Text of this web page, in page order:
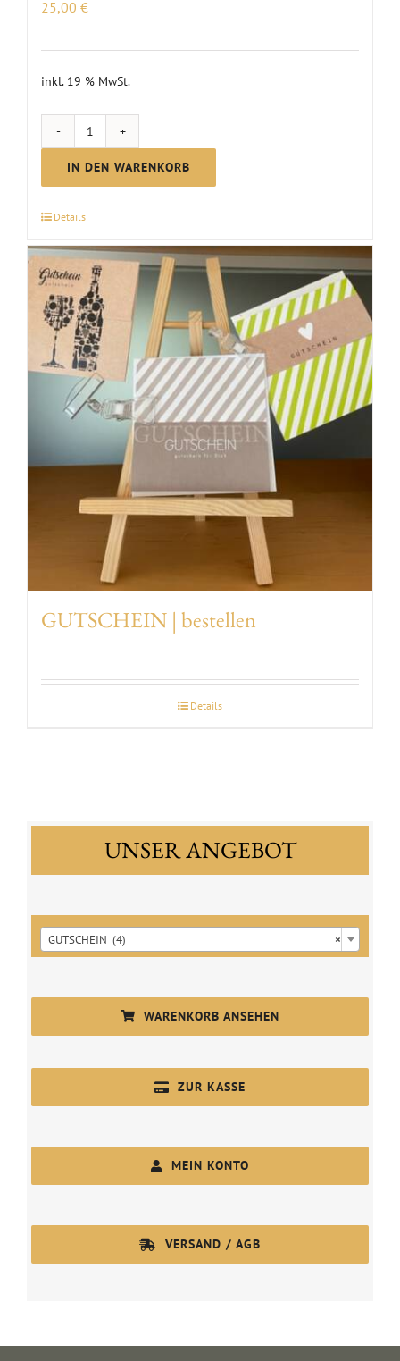
25,00 €
inkl. 19 % MwSt.
GUTSCHEIN
|
im
25
€
Menge
IN DEN WARENKORB
Details
GUTSCHEIN | bestellen
Details
UNSER ANGEBOT
×
GUTSCHEIN (4)
WARENKORB ANSEHEN
ZUR KASSE
MEIN KONTO
VERSAND / AGB